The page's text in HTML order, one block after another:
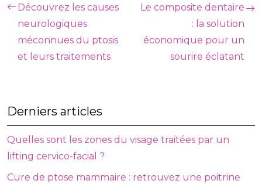
Découvrez les causes
neurologiques
méconnues du ptosis
et leurs traitements
Le composite dentaire
: la solution
économique pour un
sourire éclatant
Derniers articles
Quelles sont les zones du visage traitées par un
lifting cervico-facial ?
Cure de ptose mammaire : retrouvez une poitrine